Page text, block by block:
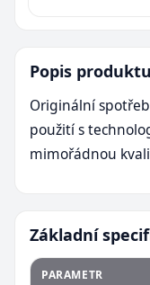
Popis produktu
Originální
použití s
mimořádnou
Základní
PARAMETR